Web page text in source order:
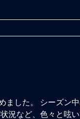
ました。 シーズン
況など、色々と呟